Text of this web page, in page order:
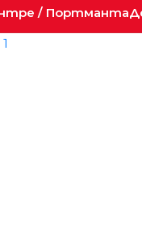
/ Портманта